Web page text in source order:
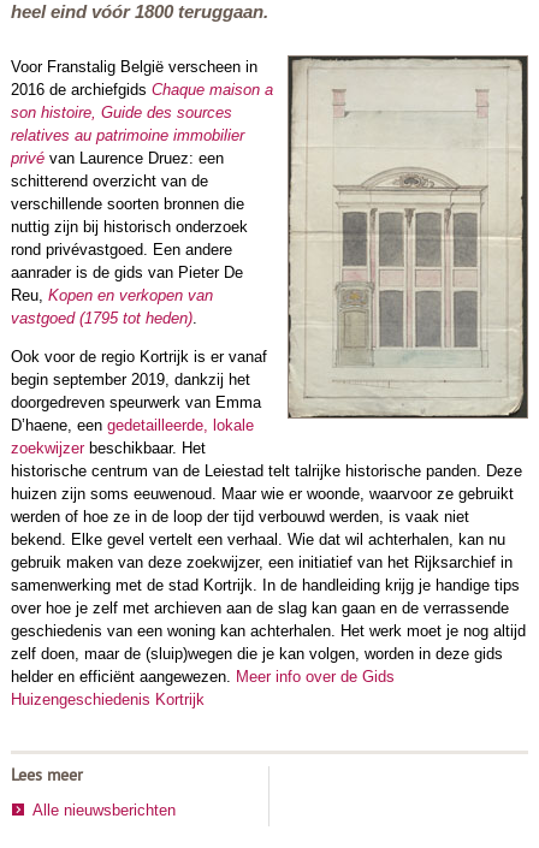
heel eind vóór 1800 teruggaan.
Voor Franstalig België verscheen in
2016 de archiefgids Chaque maison a
son histoire, Guide des sources
relatives au patrimoine immobilier
privévan Laurence Druez: een
schitterend overzicht van de
verschillende soorten bronnen die
nuttig zijn bij historisch onderzoek
rond privévastgoed. Een andere
aanrader is de gids van Pieter De
Reu, Kopen en verkopen van
vastgoed (1795 tot heden).
Ook voor de regio Kortrijk is er vanaf
begin september 2019, dankzij het
doorgedreven speurwerk van Emma
D’haene, een gedetailleerde, lokale
zoekwijzerbeschikbaar. Het
historische centrum van de Leiestad telt talrijke historische panden. Deze
huizen zijn soms eeuwenoud. Maar wie er woonde, waarvoor ze gebruikt
werden of hoe ze in de loop der tijd verbouwd werden, is vaak niet
bekend. Elke gevel vertelt een verhaal. Wie dat wil achterhalen, kan nu
gebruik maken van deze zoekwijzer, een initiatief van het Rijksarchief in
samenwerking met de stad Kortrijk. In de handleiding krijg je handige tips
over hoe je zelf met archieven aan de slag kan gaan en de verrassende
geschiedenis van een woning kan achterhalen. Het werk moet je nog altijd
zelf doen, maar de (sluip)wegen die je kan volgen, worden in deze gids
helder en efficiënt aangewezen.
Meer info over de Gids
Huizengeschiedenis Kortrijk
Lees meer
Alle nieuwsberichten